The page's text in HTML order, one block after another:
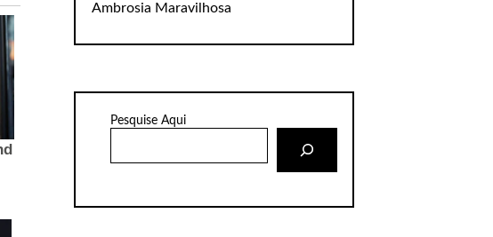
Ambrosia Maravilhosa
Pesquise Aqui